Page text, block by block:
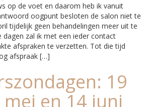
op de voet en daarom heb ik vanuit
oogpunt besloten de salon niet te
tijdelijk geen behandelingen meer uit te
dagen zal ik met een ieder contact
afspraken te verzetten. Tot die tijd
afspraak […]
19
en 14 juni